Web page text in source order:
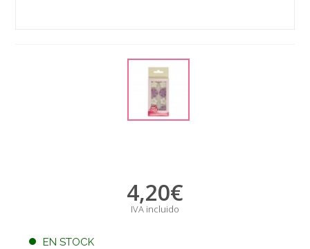
4,20€
IVA incluido
EN STOCK